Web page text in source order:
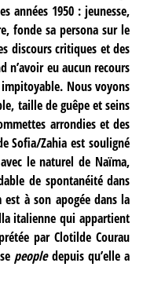
années 1950 : jeunesse,
fonde sa persona sur le
discours critiques et des
n’avoir eu aucun recours
Nous voyons
taille de guêpe et seins
arrondies et des
Sofia/Zahia est souligné
le naturel de Naïma,
de spontanéité dans
à son apogée dans la
italienne qui appartient
par Clotilde Courau
peopledepuis qu’elle a